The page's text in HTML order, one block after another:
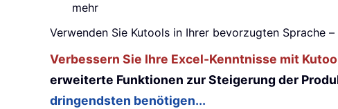
mehr
Verwenden Sie Kutools in Ihrer bevorzugten Sprache
Verbessern Sie Ihre Excel-Kenntnisse mit
erweiterte Funktionen zur Steigerung der
dringendsten benötigen...